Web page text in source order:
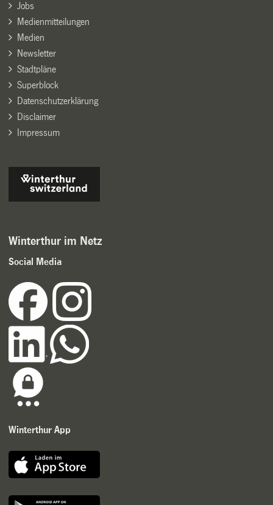
Jobs
Medienmitteilungen
Medien
Newsletter
Stadtpläne
Superblock
Datenschutzerklärung
Disclaimer
Impressum
Winterthur im Netz
Social Media
Winterthur App